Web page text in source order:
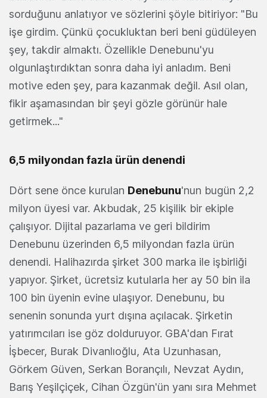
sorduğunu anlatıyor ve sözlerini şöyle bitiriyor: "Bu
işe girdim. Çünkü çocukluktan beri beni güdüleyen
şey, takdir almaktı. Özellikle Denebunu'yu
olgunlaştırdıktan sonra daha iyi anladım. Beni
motive eden şey, para kazanmak değil. Asıl olan,
fikir aşamasından bir şeyi gözle görünür hale
getirmek..."
6,5 milyondan fazla ürün denendi
Dört sene önce kurulan Denebunu'nun bugün 2,2
milyon üyesi var. Akbudak, 25 kişilik bir ekiple
çalışıyor. Dijital pazarlama ve geri bildirim
Denebunu üzerinden 6,5 milyondan fazla ürün
denendi. Halihazırda şirket 300 marka ile işbirliği
yapıyor. Şirket, ücretsiz kutularla her ay 50 bin ila
100 bin üyenin evine ulaşıyor. Denebunu, bu
senenin sonunda yurt dışına açılacak. Şirketin
yatırımcıları ise göz dolduruyor. GBA'dan Fırat
İşbecer, Burak Divanlıoğlu, Ata Uzunhasan,
Görkem Güven, Serkan Borançılı, Nevzat Aydın,
Barış Yeşilçiçek, Cihan Özgün'ün yanı sıra Mehmet